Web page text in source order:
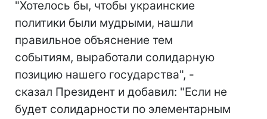
"Хотелось бы, чтобы украинские
политики были мудрыми, нашли
правильное объяснение тем
событиям, выработали солидарную
позицию нашего государства", -
сказал Президент и добавил: "Если не
будет солидарности по элементарным